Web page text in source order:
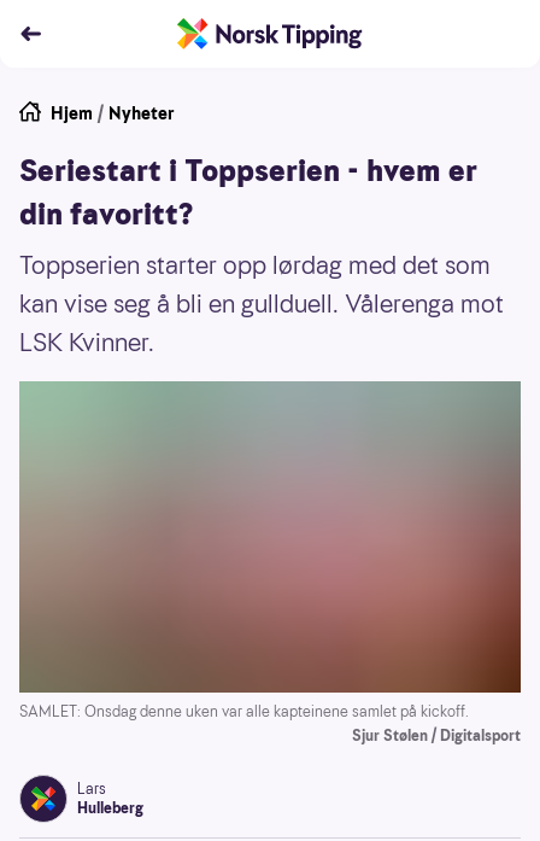
Hjem / Nyheter
Seriestart i Toppserien - hvem er
din favoritt?
Toppserien starter opp lørdag med det som
kan vise seg å bli en gullduell. Vålerenga mot
LSK Kvinner.
SAMLET: Onsdag denne uken var alle kapteinene samlet på kickoff.
Sjur Stølen / Digitalsport
Lars
Hulleberg